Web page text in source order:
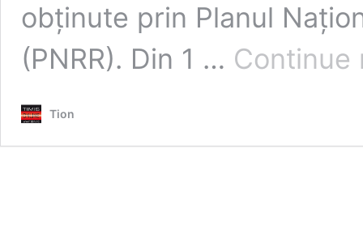
obținute prin Planul
(PNRR). Din 1 … Continue
Tion